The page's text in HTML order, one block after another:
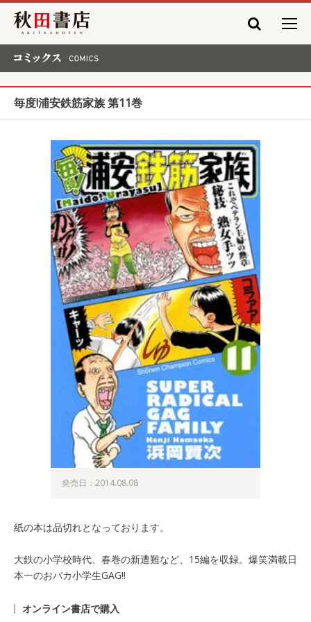
秋田書店
毎度!浦安鉄筋家族 第11巻
発売日：2014.08.08
紙の本は品切れとなっております。
大鉄の小学校時代、春巻の新遭難など、15編を収録。爆笑満載日
本一のおバカ小学生GAG!!
オンライン書店で購入